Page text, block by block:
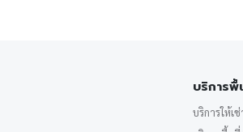
บริการพื้
บริการให้เ